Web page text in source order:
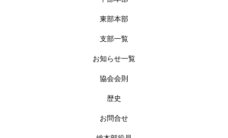
東部本部
支部一覧
お知らせ一覧
協会会則
歴史
お問合せ